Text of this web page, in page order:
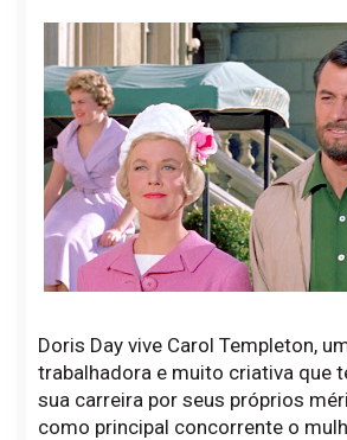
Doris Day vive Carol Templeton,
trabalhadora e muito criativa que
sua carreira por seus próprios
como principal concorrente o